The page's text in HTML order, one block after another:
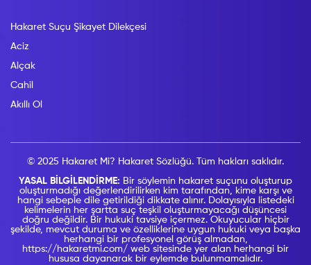
Hakaret Suçu Şikayet Dilekçesi
Aciz
Alçak
Cahil
Akıllı Ol
© 2025 Hakaret Mi? Hakaret Sözlüğü. Tüm hakları saklıdır.
YASAL BİLGİLENDİRME: Bir söylemin hakaret suçunu oluşturup
oluşturmadığı değerlendirilirken kim tarafından, kime karşı ve
hangi sebeple dile getirildiği dikkate alınır. Dolayısıyla listedeki
kelimelerin her şartta suç teşkil oluşturmayacağı düşüncesi
doğru değildir. Bir hukuki tavsiye içermez. Okuyucular hiçbir
şekilde, mevcut duruma ve özelliklerine uygun hukuki veya başka
herhangi bir profesyonel görüş almadan,
https://hakaretmi.com/ web sitesinde yer alan herhangi bir
hususa dayanarak bir eylemde bulunmamalıdır.